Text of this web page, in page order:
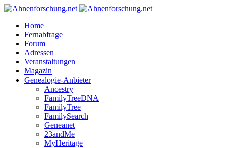
Home
Fernabfrage
Forum
Adressen
Veranstaltungen
Magazin
Genealogie-Anbieter
Ancestry
FamilyTreeDNA
FamilyTree
FamilySearch
Geneanet
23andMe
MyHeritage